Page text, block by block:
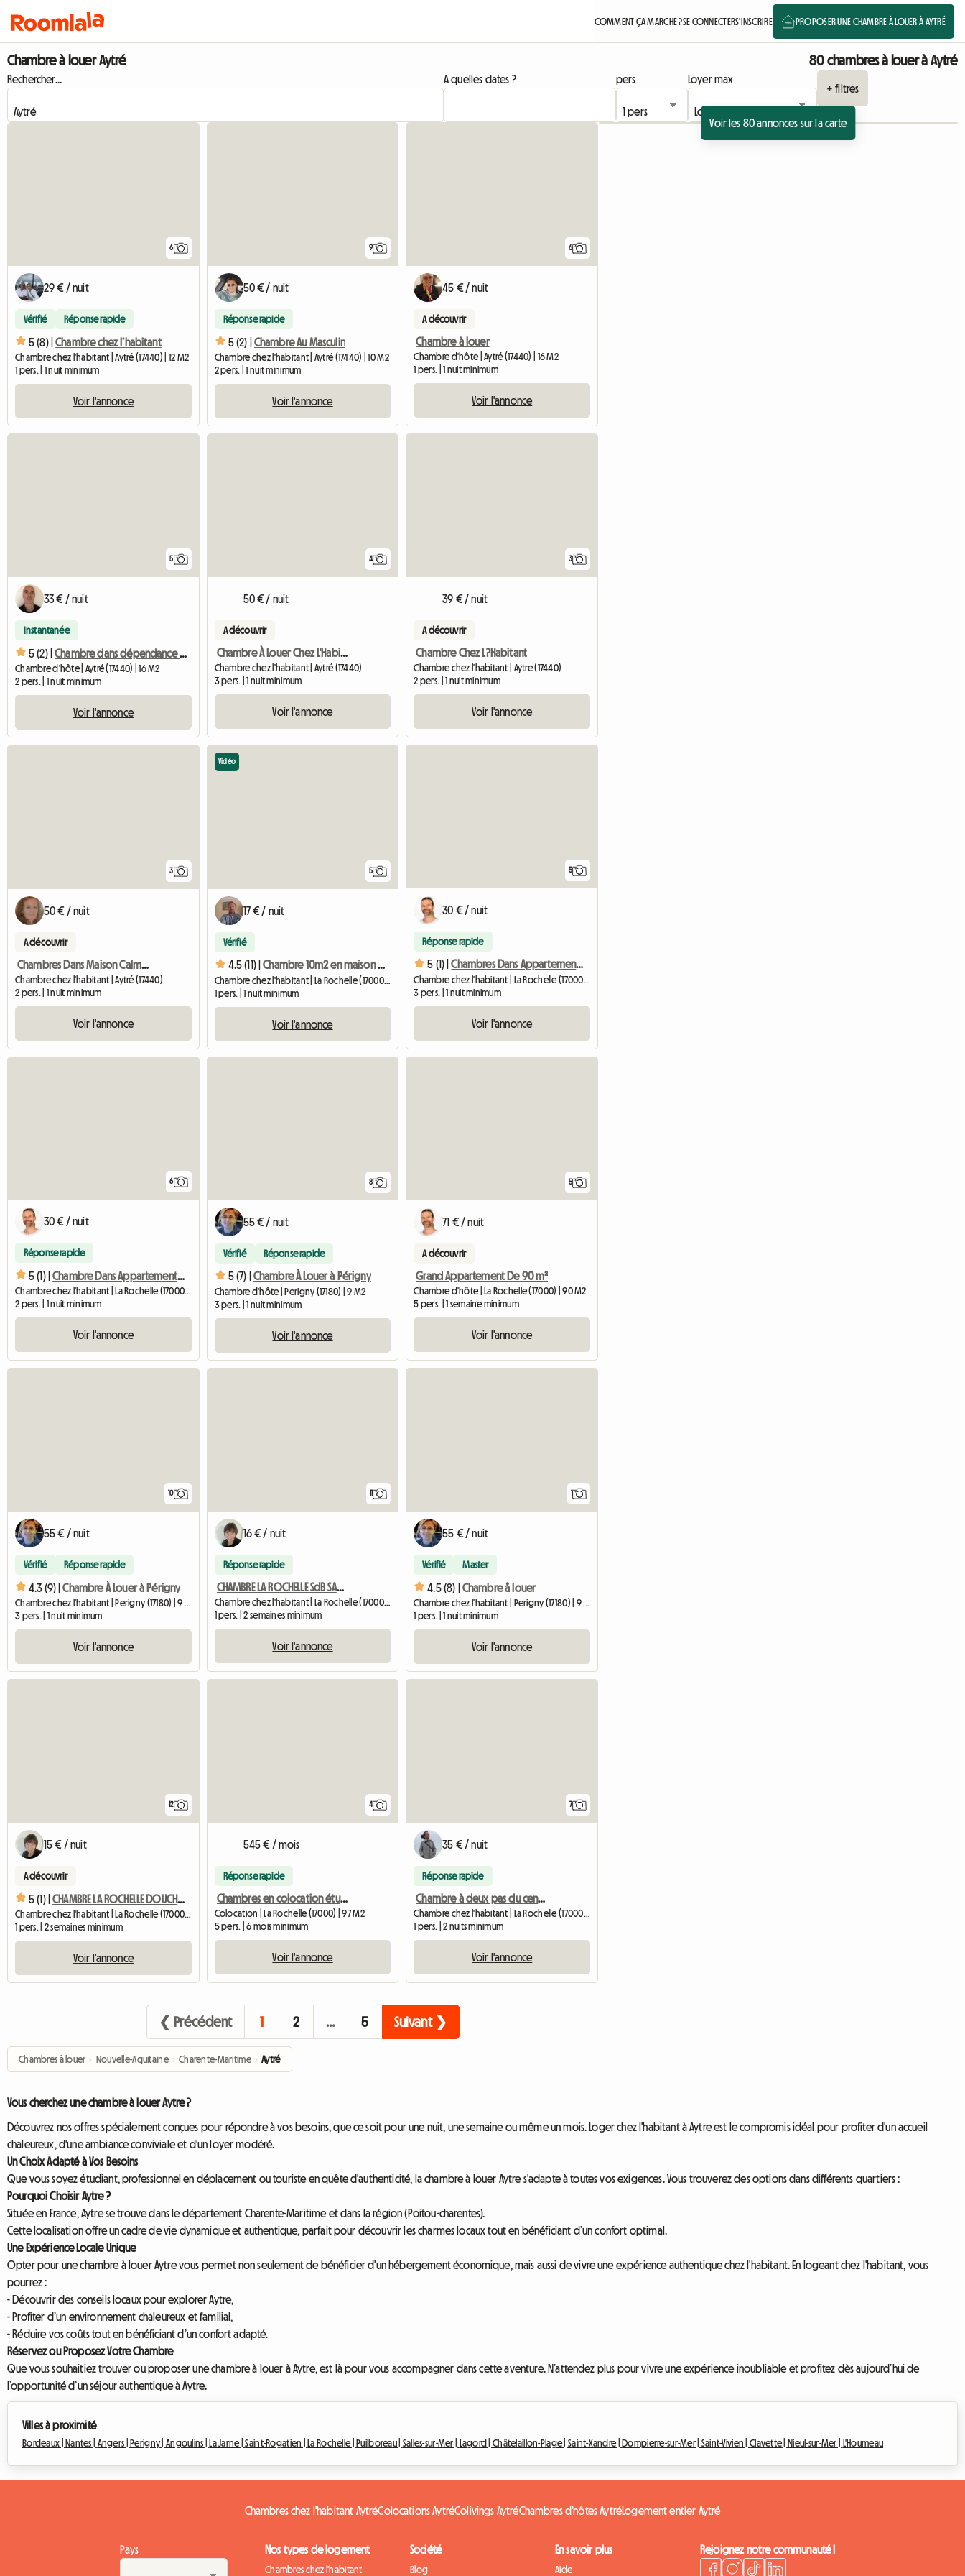
COMMENT ÇA MARCHE ?SE CONNECTERS'INSCRIRE PROPOSER UNE CHAMBRE À LOUER À AYTRÉ
Chambre à louer Aytré 80 chambres à louer à Aytré
Rechercher... A quelles dates ? pers
Loyer max
+ filtres
Voir les 80 annonces sur la carte
6
29 € / nuit
Vérifié Réponse rapide
5 (8) | Chambre chez l’habitant
Chambre chez l'habitant | Aytré (17440) | 12 M2
1 pers. | 1 nuit minimum
Voir l'annonce
9
50 € / nuit
Réponse rapide
5 (2) | Chambre Au Masculin
Chambre chez l'habitant | Aytré (17440) | 10 M2
2 pers. | 1 nuit minimum
Voir l'annonce
6
45 € / nuit
A découvrir
Chambre à louer
Chambre d'hôte | Aytré (17440) | 16 M2
1 pers. | 1 nuit minimum
Voir l'annonce
5
33 € / nuit
Instantanée
5 (2) | Chambre dans dépendance avec salle d'eau privative.
Chambre d'hôte | Aytré (17440) | 16 M2
2 pers. | 1 nuit minimum
Voir l'annonce
4
50 € / nuit
A découvrir
Chambre À Louer Chez L'Habitant
Chambre chez l'habitant | Aytré (17440)
3 pers. | 1 nuit minimum
Voir l'annonce
3
39 € / nuit
A découvrir
Chambre Chez L?Habitant
Chambre chez l'habitant | Aytre (17440)
2 pers. | 1 nuit minimum
Voir l'annonce
3
50 € / nuit
A découvrir
Chambres Dans Maison Calme À Aytré
Chambre chez l'habitant | Aytré (17440)
2 pers. | 1 nuit minimum
Voir l'annonce
5
Vidéo
17 € / nuit
Vérifié
4.5 (11) | Chambre 10m2 en maison de 5 pièces avec petit jardin.
Chambre chez l'habitant | La Rochelle (17000) | 10 M2
1 pers. | 1 nuit minimum
Voir l'annonce
5
30 € / nuit
Réponse rapide
5 (1) | Chambres Dans Appartement 2LS
3 pers. | 1 nuit minimum
Voir l'annonce
6
30 € / nuit
Réponse rapide
5 (1) | Chambre Dans Appartement LD
Chambre chez l'habitant | La Rochelle (17000) | 12 M2
2 pers. | 1 nuit minimum
Voir l'annonce
8
55 € / nuit
Vérifié Réponse rapide
5 (7) | Chambre À Louer à Périgny
Chambre d'hôte | Perigny (17180) | 9 M2
3 pers. | 1 nuit minimum
Voir l'annonce
5
71 € / nuit
A découvrir
Grand Appartement De 90 m²
Chambre d'hôte | La Rochelle (17000) | 90 M2
5 pers. | 1 semaine minimum
Voir l'annonce
10
55 € / nuit
Vérifié Réponse rapide
4.3 (9) | Chambre À Louer à Périgny
Chambre chez l'habitant | Perigny (17180) | 9 M2
3 pers. | 1 nuit minimum
Voir l'annonce
11
16 € / nuit
Réponse rapide
CHAMBRE LA ROCHELLE SdB SANIT. PRIVES + CUISINE ET TERRASSE
Chambre chez l'habitant | La Rochelle (17000) | 24 M2
1 pers. | 2 semaines minimum
Voir l'annonce
1
55 € / nuit
Vérifié Master
4.5 (8) | Chambre å louer
Chambre chez l'habitant | Perigny (17180) | 9 M2
1 pers. | 1 nuit minimum
Voir l'annonce
12
15 € / nuit
A découvrir
5 (1) | CHAMBRE LA ROCHELLE DOUCHE/WC PRIVES + TERRASSE ET CUISINE
Chambre chez l'habitant | La Rochelle (17000) | 15 M2
1 pers. | 2 semaines minimum
Voir l'annonce
4
545 € / mois
Réponse rapide
Chambres en colocation étudiante, bail de septembre à juin
Colocation | La Rochelle (17000) | 97 M2
5 pers. | 6 mois minimum
Voir l'annonce
7
35 € / nuit
Réponse rapide
Chambre à deux pas du centre ville, Université, CFA..
Chambre chez l'habitant | La Rochelle (17000) | 10 M2
1 pers. | 2 nuits minimum
Voir l'annonce
❮ Précédent 1 2 … 5 Suivant ❯
Chambres à louer › Nouvelle-Aquitaine › Charente-Maritime › Aytré
Vous cherchez une chambre à louer Aytre ?
Découvrez nos offres spécialement conçues pour répondre à vos besoins, que ce soit pour une nuit, une semaine ou même un mois. Loger chez l'habitant à Aytre est le compromis idéal pour profiter d'un accueil
chaleureux, d'une ambiance conviviale et d'un loyer modéré.
Un Choix Adapté à Vos Besoins
Que vous soyez étudiant, professionnel en déplacement ou touriste en quête d'authenticité, la chambre à louer Aytre s'adapte à toutes vos exigences. Vous trouverez des options dans différents quartiers :
Pourquoi Choisir Aytre ?
Située en France, Aytre se trouve dans le département Charente-Maritime et dans la région (Poitou-charentes).
Cette localisation offre un cadre de vie dynamique et authentique, parfait pour découvrir les charmes locaux tout en bénéficiant d’un confort optimal.
Une Expérience Locale Unique
Opter pour une chambre à louer Aytre vous permet non seulement de bénéficier d'un hébergement économique, mais aussi de vivre une expérience authentique chez l'habitant. En logeant chez l'habitant, vous
pourrez :
- Découvrir des conseils locaux pour explorer Aytre,
- Profiter d’un environnement chaleureux et familial,
- Réduire vos coûts tout en bénéficiant d’un confort adapté.
Réservez ou Proposez Votre Chambre
Que vous souhaitiez trouver ou proposer une chambre à louer à Aytre, est là pour vous accompagner dans cette aventure. N’attendez plus pour vivre une expérience inoubliable et profitez dès aujourd’hui de
l’opportunité d’un séjour authentique à Aytre.
Villes à proximité
Bordeaux | Nantes | Angers | Perigny | Angoulins | La Jarne |Saint-Rogatien | La Rochelle | Puilboreau | Salles-sur-Mer | Lagord |Châtelaillon-Plage | Saint-Xandre | Dompierre-sur-Mer | Saint-Vivien | Clavette | Nieul-sur-Mer | L'Houmeau
Chambres chez l'habitant AytréColocations AytréColivings AytréChambres d'hôtes AytréLogement entier Aytré
Pays Nos types de logement
Chambres chez l'habitant
Société
Blog
En savoir plus
Aide
Rejoignez notre communauté !